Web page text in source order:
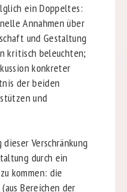
ein Doppeltes:
Annahmen über
und Gestaltung
kritisch beleuchten;
konkreter
der beiden
und
Verschränkung
durch ein
kommen: die
Bereichen der